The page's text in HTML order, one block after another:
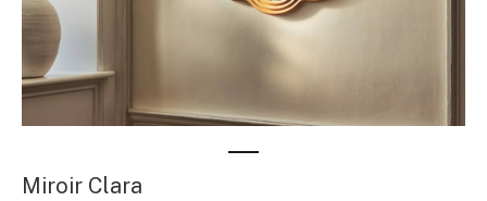
Miroir Clara